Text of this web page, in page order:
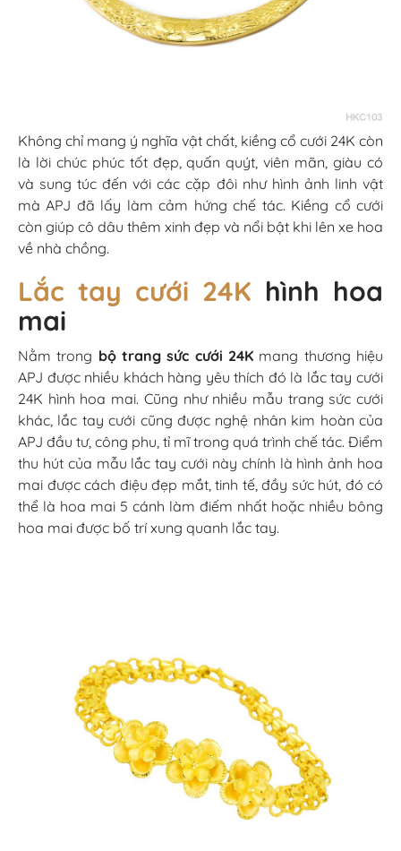
Không chỉ mang ý nghĩa vật chất, kiềng cổ cưới 24K còn
là lời chúc phúc tốt đẹp, quấn quýt, viên mãn, giàu có
và sung túc đến với các cặp đôi như hình ảnh linh vật
mà APJ đã lấy làm cảm hứng chế tác. Kiềng cổ cưới
còn giúp cô dâu thêm xinh đẹp và nổi bật khi lên xe hoa
về nhà chồng.
Lắc tay cưới 24K hình hoa
mai
Nằm trong bộ trang sức cưới 24K mang thương hiệu
APJ được nhiều khách hàng yêu thích đó là lắc tay cưới
24K hình hoa mai. Cũng như nhiều mẫu trang sức cưới
khác, lắc tay cưới cũng được nghệ nhân kim hoàn của
APJ đầu tư, công phu, tỉ mĩ trong quá trình chế tác. Điểm
thu hút của mẫu lắc tay cưới này chính là hình ảnh hoa
mai được cách điệu đẹp mắt, tinh tế, đầy sức hút, đó có
thể là hoa mai 5 cánh làm điếm nhất hoặc nhiều bông
hoa mai được bố trí xung quanh lắc tay.